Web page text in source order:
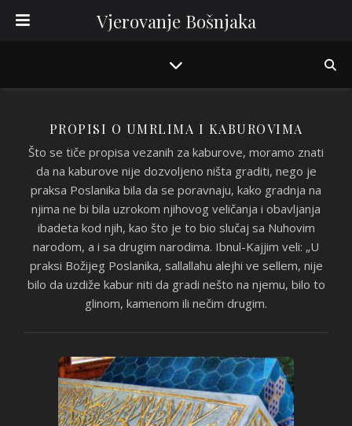
Vjerovanje Bošnjaka
PROPISI O UMRLIMA I KABUROVIMA
Što se tiče propisa vezanih za kaburove, moramo znati
da na kaburove nije dozvoljeno ništa graditi, nego je
praksa Poslanika bila da se poravnaju, kako gradnja na
njima ne bi bila uzrokom njihovog veličanja i obavljanja
ibadeta kod njih, kao što je to bio slučaj sa Nuhovim
narodom, a i sa drugim narodima. Ibnul-Kajjim veli: „U
praksi Božijeg Poslanika, sallallahu alejhi ve sellem, nije
bilo da uzdiže kabur niti da gradi nešto na njemu, bilo to
glinom, kamenom ili nečim drugim.